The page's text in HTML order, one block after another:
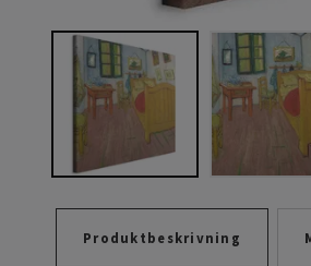
Produktbeskrivning